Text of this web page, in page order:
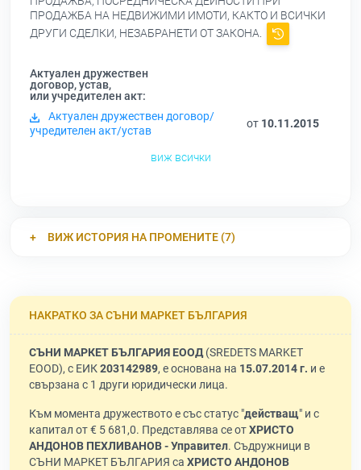
ПРОДАЖБА НА НЕДВИЖИМИ ИМОТИ, КАКТО И ВСИЧКИ
ДРУГИ СДЕЛКИ, НЕЗАБРАНЕТИ ОТ ЗАКОНА.
Актуален дружествен
договор, устав,
или учредителен акт:
Актуален дружествен договор/
учредителен акт/устав
от 10.11.2015
виж всички
ВИЖ ИСТОРИЯ НА ПРОМЕНИТЕ (7)
НАКРАТКО ЗА СЪНИ МАРКЕТ БЪЛГАРИЯ
СЪНИ МАРКЕТ БЪЛГАРИЯ ЕООД(SREDETS MARKET
EOOD), с ЕИК203142989, е основана на 15.07.2014 г. и е
свързана с 1 други юридически лица.
Към момента дружеството е със статус "действащ" и с
капитал от € 5 681,0. Представлява се отХРИСТО
АНДОНОВ ПЕХЛИВАНОВ - Управител. Съдружници в
СЪНИ МАРКЕТ БЪЛГАРИЯ са ХРИСТО АНДОНОВ